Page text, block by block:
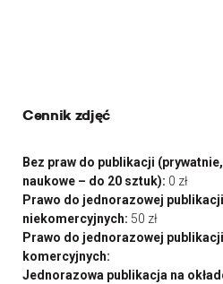
Cennik zdjęć
Bez praw do publikacji
naukowe – do 20 sztuk): 0 zł
Prawo do jednorazowej
niekomercyjnych: 50 zł
Prawo do jednorazowej
komercyjnych:
Jednorazowa publikacja na